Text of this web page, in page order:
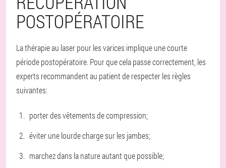
POSTOPÉRATOIRE
La thérapie au laser pour les varices implique une courte
période postopératoire. Pour que cela passe correctement, les
experts recommandent au patient de respecter les règles
suivantes:
porter des vêtements de compression;
éviter une lourde charge sur les jambes;
marchez dans la nature autant que possible;